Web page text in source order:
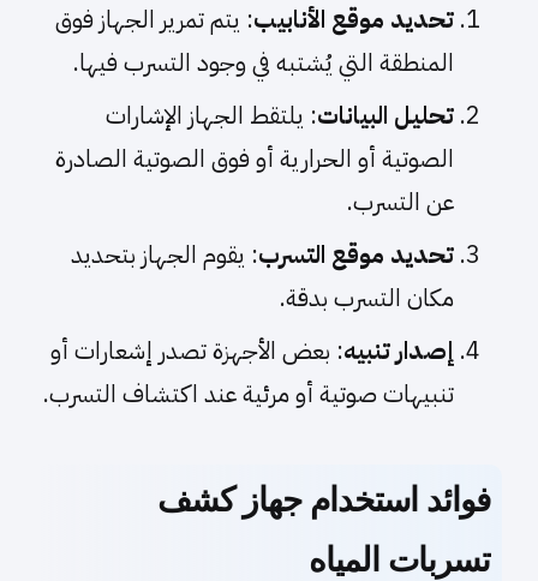
تحديد موقع الأنابيب: يتم تمرير الجهاز فوق
المنطقة التي يُشتبه في وجود التسرب فيها.
تحليل البيانات: يلتقط الجهاز الإشارات
الصوتية أو الحرارية أو فوق الصوتية الصادرة
عن التسرب.
تحديد موقع التسرب: يقوم الجهاز بتحديد
مكان التسرب بدقة.
إصدار تنبيه: بعض الأجهزة تصدر إشعارات أو
تنبيهات صوتية أو مرئية عند اكتشاف التسرب.
فوائد استخدام جهاز كشف
تسربات المياه